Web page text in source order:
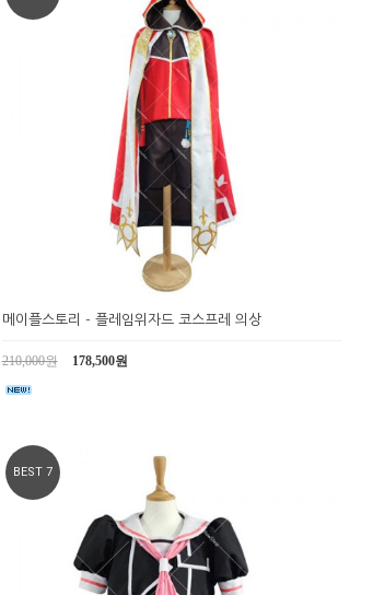
메이플스토리 - 플레임위자드 코스프레 의상
210,000원 178,500원
BEST 7